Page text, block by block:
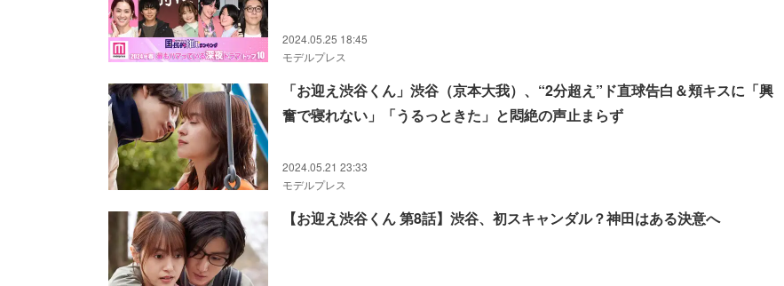
2024.05.25 18:45
モデルプレス
「お迎え渋谷くん」渋谷（京本大我）、“2分超え”ド直球告白＆頬キスに「興
奮で寝れない」「うるっときた」と悶絶の声止まらず
2024.05.21 23:33
モデルプレス
【お迎え渋谷くん 第8話】渋谷、初スキャンダル？神田はある決意へ